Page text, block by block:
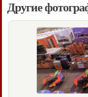
Другие